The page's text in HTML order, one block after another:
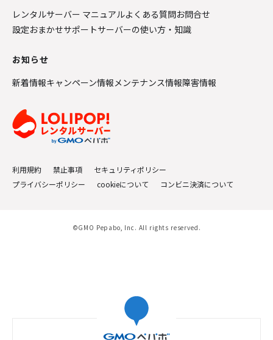
レンタルサーバー マニュアルよくある質問お問合せ
設定おまかせサポートサーバーの使い方・知識
お知らせ
新着情報キャンペーン情報メンテナンス情報障害情報
利用規約 禁止事項
セキュリティポリシー
プライバシーポリシー
cookieについて コンビニ決済について
©GMO Pepabo, Inc. All rights reserved.